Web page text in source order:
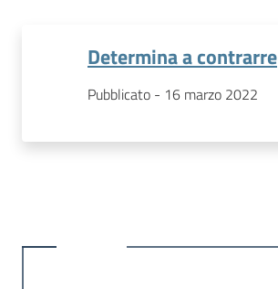
Determina a contrarre
Pubblicato - 16 marzo 2022